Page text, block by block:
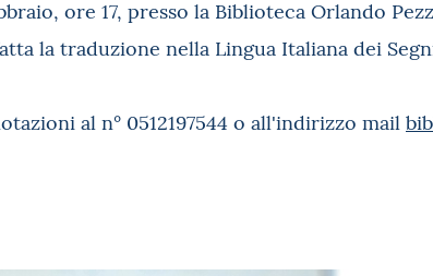
ore 17, presso la Biblioteca Orlando
la traduzione nella Lingua Italiana dei
al n° 0512197544 o all'indirizzo mail